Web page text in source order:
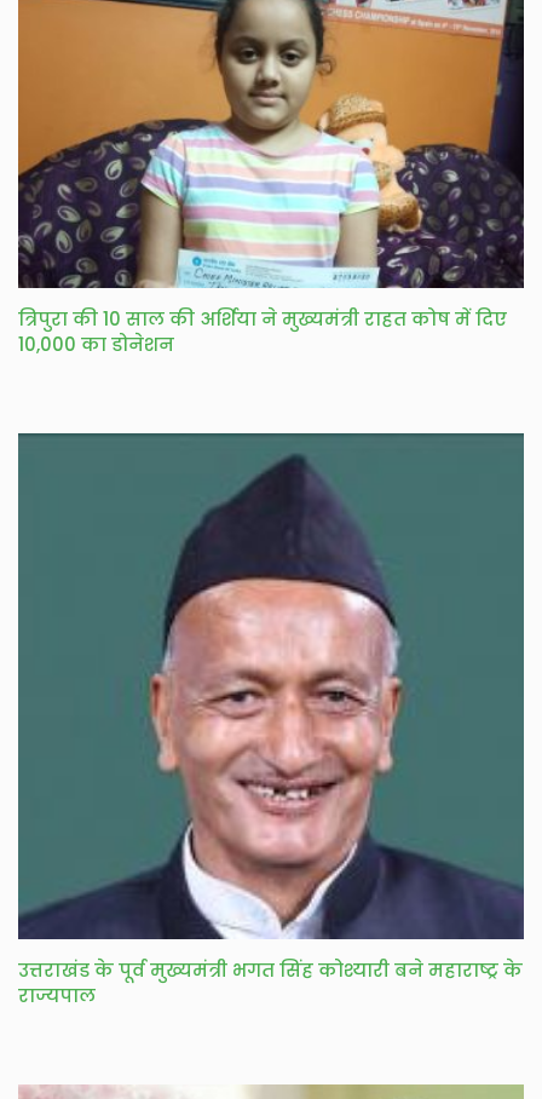
त्रिपुरा की 10 साल की अर्शिया ने मुख्यमंत्री राहत कोष में दिए
10,000 का डोनेशन
उत्तराखंड के पूर्व मुख्यमंत्री भगत सिंह कोश्यारी बने महाराष्ट्र के
राज्यपाल